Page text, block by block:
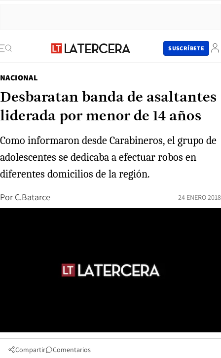
SUSCRÍBETE
NACIONAL
Desbaratan banda de asaltantes
liderada por menor de 14 años
Como informaron desde Carabineros, el grupo de
adolescentes se dedicaba a efectuar robos en
diferentes domicilios de la región.
Por C.Batarce 24 ENERO 2018
Compartir Comentarios